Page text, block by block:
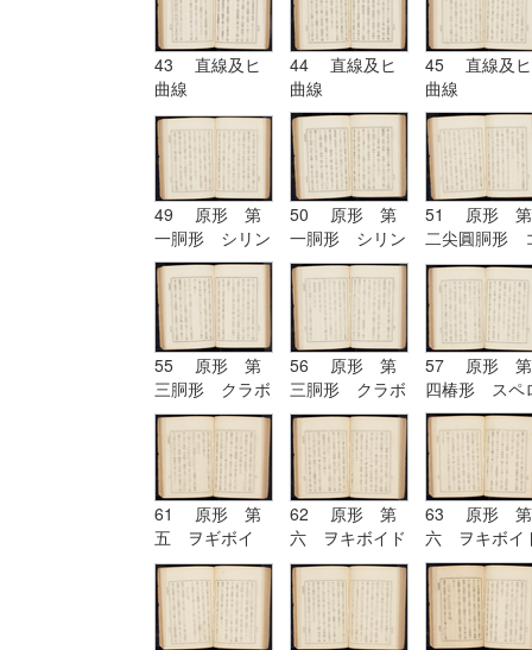
43 直線及ヒ
曲線
44 直線及ヒ
曲線
45 直線及ヒ
曲線
49 原形 第
一胴形 シリン
ドル
50 原形 第
一胴形 シリン
ドル
51 原形 第
二尖圓胴形
ノイド
55 原形 第
三胴形 クラボ
イド
56 原形 第
三胴形 クラボ
イド| 原形
第四椿形 スペ
ロイド
57 原形 第
四椿形 スペ
イド
61 原形 第
五 ヲギボイ
ド| 原形 第
六 ヲキボイド
62 原形 第
六 ヲキボイド
63 原形 第
六 ヲキボイ